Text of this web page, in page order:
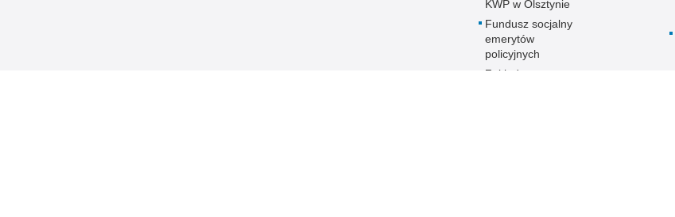
KWP w Olsztynie
Fundusz socjalny
emerytów
policyjnych
Zakładowy